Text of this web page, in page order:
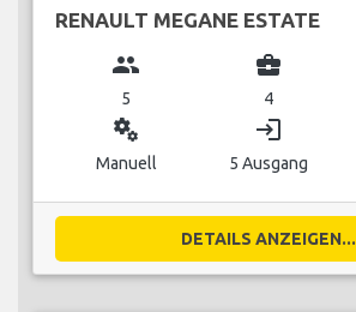
RENAULT MEGANE ESTATE
group
5
business_center
4
miscellaneous_services
Manuell
login
5 Ausgang
DETAILS ANZEIGEN...